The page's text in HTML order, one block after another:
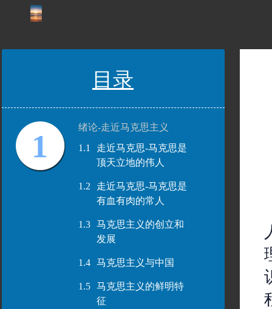
目录
1
绪论-走近马克思主义
1.1
走近马克思-马克思是
顶天立地的伟人
1.2
走近马克思-马克思是
有血有肉的常人
1.3
马克思主义的创立和
发展
1.4 马克思主义与中国
1.5
马克思主义的鲜明特
征